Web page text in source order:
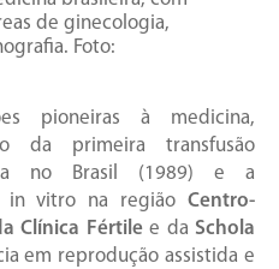
de ginecologia,
Foto:
pioneiras à medicina,
da primeira transfusão
no Brasil (1989) e a
in vitro na região Centro-
a Clínica Fértilee da Schola
em reprodução assistida e